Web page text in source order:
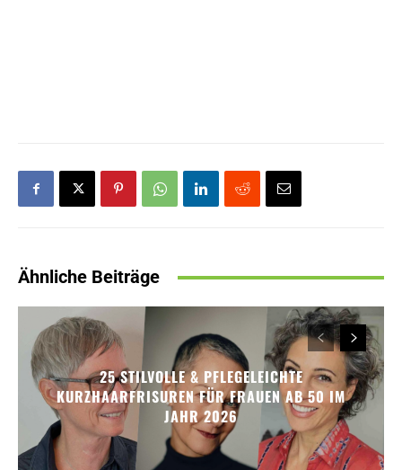
Ähnliche Beiträge
25 STILVOLLE & PFLEGELEICHTE
KURZHAARFRISUREN FÜR FRAUEN AB 50 IM
JAHR 2026